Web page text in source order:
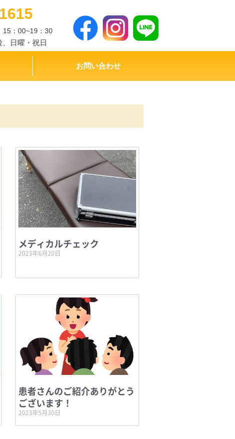
：00~19：30
日曜・祝日
お問い合わせ
メディカルチェック
2023年6月20日
患者さんのご紹介ありがとう
ございます！
2023年5月30日